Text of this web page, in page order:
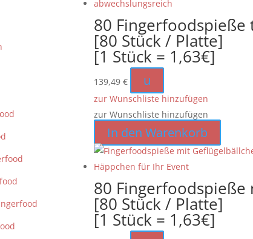
80
[80 Stück / Platte]
[1 Stück = 1,63€]
139,49€ u
zur Wunschliste hinzufügen
zur Wunschliste hinzufügen
In den Warenkorb
80
[80 Stück / Platte]
[1 Stück = 1,63€]